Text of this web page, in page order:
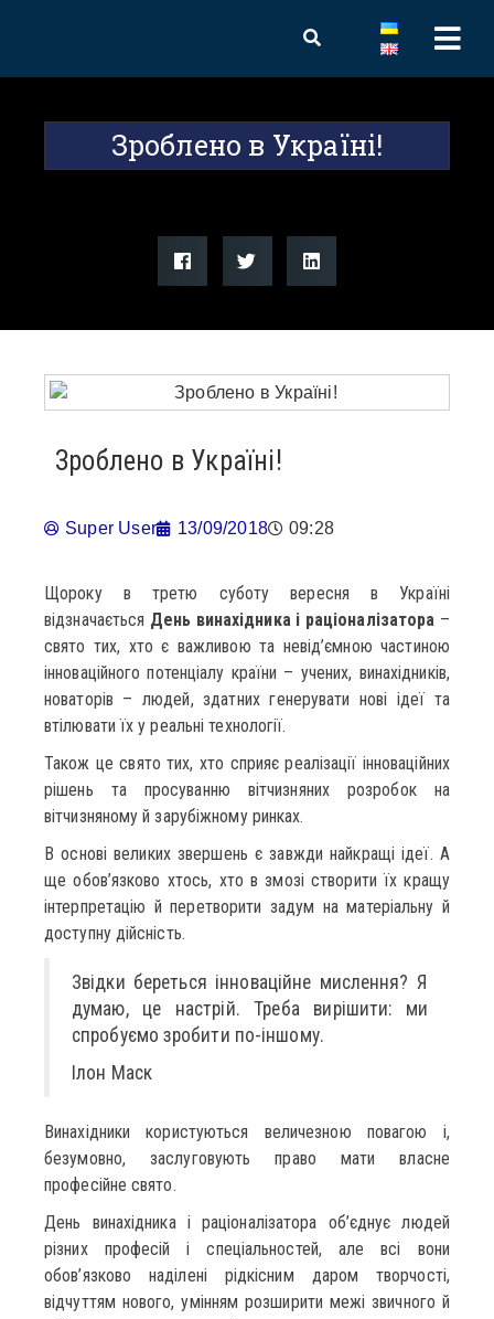
Зроблено в Україні!
Зроблено в Україні!
Super User 13/09/2018 09:28
Щороку в третю суботу вересня в Україні
відзначається День винахідника і раціоналізатора –
свято тих, хто є важливою та невід’ємною частиною
інноваційного потенціалу країни – учених, винахідників,
новаторів – людей, здатних генерувати нові ідеї та
втілювати їх у реальні технології.
Також це свято тих, хто сприяє реалізації інноваційних
рішень та просуванню вітчизняних розробок на
вітчизняному й зарубіжному ринках.
В основі великих звершень є завжди найкращі ідеї. А
ще обов’язково хтось, хто в змозі створити їх кращу
інтерпретацію й перетворити задум на матеріальну й
доступну дійсність.
Звідки береться інноваційне мислення? Я
думаю, це настрій. Треба вирішити: ми
спробуємо зробити по-іншому.
Ілон Маск
Винахідники користуються величезною повагою і,
безумовно, заслуговують право мати власне
професійне свято.
День винахідника і раціоналізатора об’єднує людей
різних професій і спеціальностей, але всі вони
обов’язково наділені рідкісним даром творчості,
відчуттям нового, умінням розширити межі звичного й